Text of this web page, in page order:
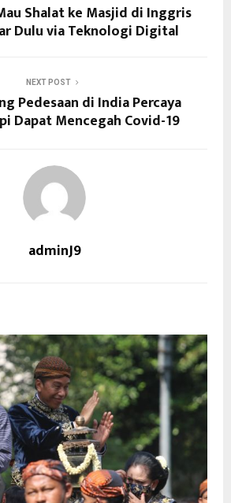
Shalat ke Masjid di Inggris
Dulu via Teknologi Digital
NEXT POST
Pedesaan di India Percaya
Dapat Mencegah Covid-19
adminJ9